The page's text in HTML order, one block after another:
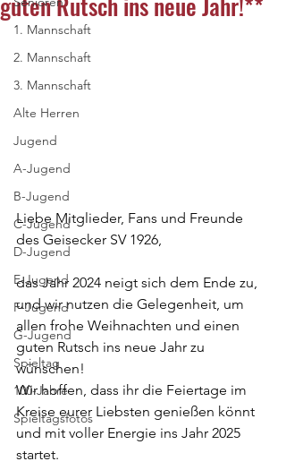
1. Mannschaft
2. Mannschaft
3. Mannschaft
Alte Herren
Jugend
A-Jugend
B-Jugend
C-Jugend
D-Jugend
E-Jugend
F-Jugend
G-Jugend
Spieltag
100-Jahre
Spieltagsfotos
Liebe Mitglieder, Fans und Freunde
des Geisecker SV 1926,
das Jahr 2024 neigt sich dem Ende zu,
und wir nutzen die Gelegenheit, um
allen frohe Weihnachten und einen
guten Rutsch ins neue Jahr zu
wünschen!
Wir hoffen, dass ihr die Feiertage im
Kreise eurer Liebsten genießen könnt
und mit voller Energie ins Jahr 2025
startet.